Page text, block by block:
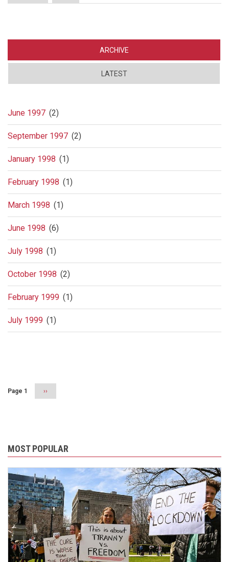
"Stortingslokket"
og
ARCHIVE
LATEST
June 1997 (2)
September 1997 (2)
January 1998 (1)
February 1998 (1)
March 1998 (1)
June 1998 (6)
July 1998 (1)
October 1998 (2)
February 1999 (1)
July 1999 (1)
Page 1
Next
page
››
MOST POPULAR